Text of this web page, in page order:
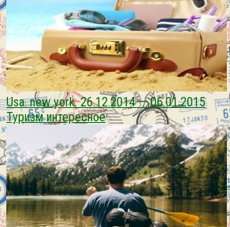
Usa. new york. 26.12.2014 — 06.01.2015
Туризм интересное